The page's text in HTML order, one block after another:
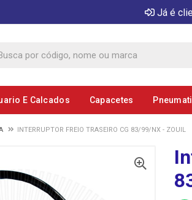
Já é
E Calcados Capacetes
INTERRUPTOR FREIO TRASEIRO CG 83/99/NX - ZOUIL